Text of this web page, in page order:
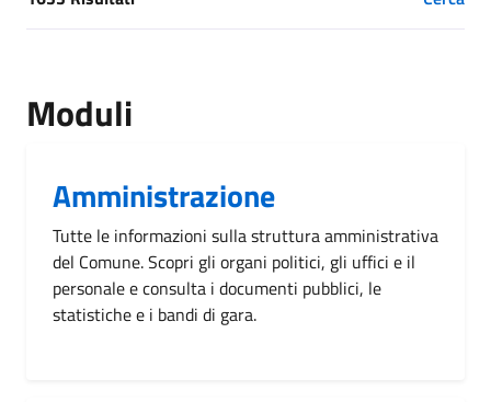
[results] Risultati
Moduli
Amministrazione
Tutte le informazioni sulla struttura amministrativa
del Comune. Scopri gli organi politici, gli uffici e il
personale e consulta i documenti pubblici, le
statistiche e i bandi di gara.